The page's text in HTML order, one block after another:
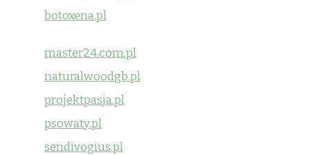
botoxena.pl
master24.com.pl
naturalwoodgb.pl
projektpasja.pl
psowaty.pl
sendivogius.pl